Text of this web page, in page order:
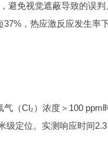
避免视觉遮蔽导致的误判
，热应激反应发生率
（Cl₂）浓度＞100 ppm
定位。实测响应时间2.3